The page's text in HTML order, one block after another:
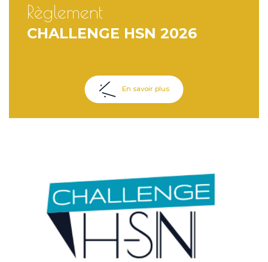
Règlement
CHALLENGE HSN 2026
En savoir plus